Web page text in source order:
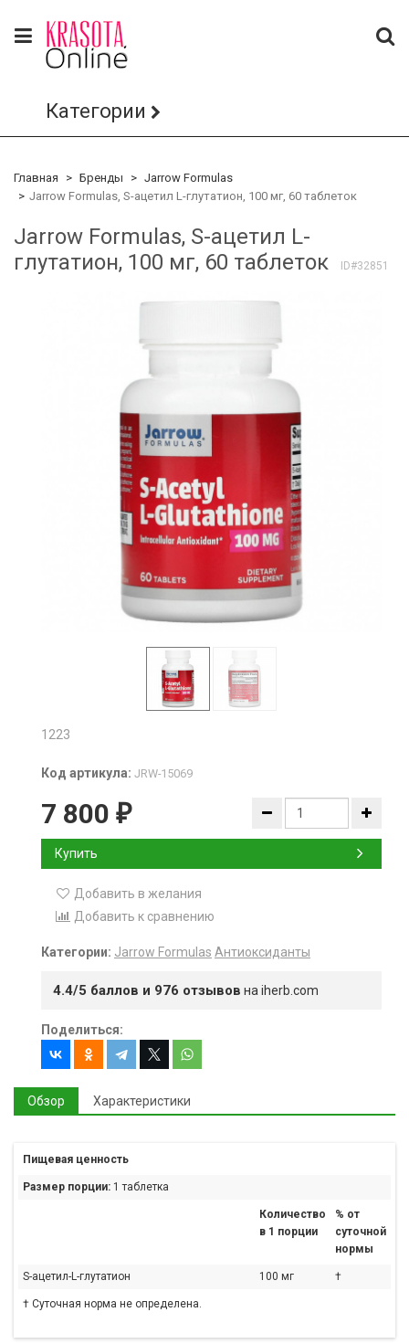
Категории
Главная Бренды
Jarrow Formulas
Jarrow Formulas, S-ацетил L-глутатион, 100 мг, 60 таблеток
Jarrow Formulas, S-ацетил L-
глутатион, 100 мг, 60 таблеток
ID#32851
1223
Код артикула: JRW-15069
7 800 ₽
Купить
Добавить в желания
Добавить к сравнению
Категории: Jarrow Formulas Антиоксиданты
4.4/5 баллов и 976 отзывов на iherb.com
Поделиться:
Обзор Характеристики
Пищевая ценность
Размер порции: 1 таблетка
Количество
в 1 порции
% от
суточной
нормы
S-ацетил-L-глутатион 100 мг †
† Суточная норма не определена.